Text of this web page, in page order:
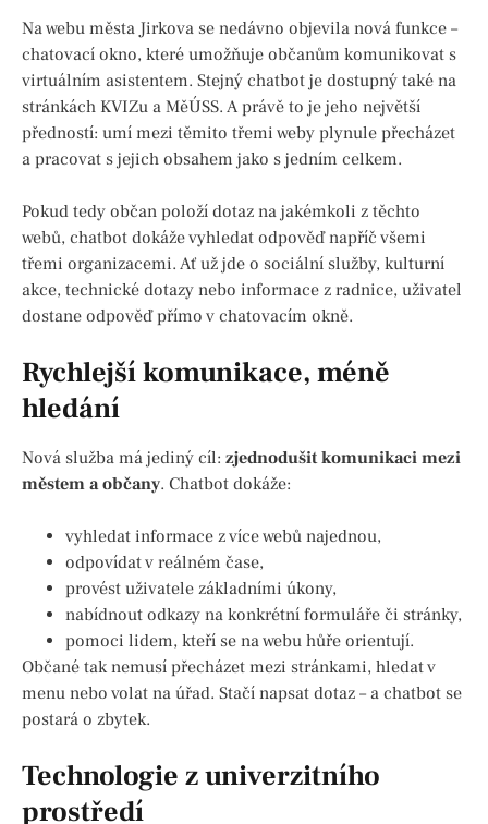
Na webu města Jirkova se nedávno objevila nová funkce –
chatovací okno, které umožňuje občanům komunikovat s
virtuálním asistentem. Stejný chatbot je dostupný také na
stránkách KVIZu a MěÚSS. A právě to je jeho největší
předností: umí mezi těmito třemi weby plynule přecházet
a pracovat s jejich obsahem jako s jedním celkem.
Pokud tedy občan položí dotaz na jakémkoli z těchto
webů, chatbot dokáže vyhledat odpověď napříč všemi
třemi organizacemi. Ať už jde o sociální služby, kulturní
akce, technické dotazy nebo informace z radnice, uživatel
dostane odpověď přímo v chatovacím okně.
Rychlejší komunikace, méně
hledání
Nová služba má jediný cíl: zjednodušit komunikaci mezi
městem a občany. Chatbot dokáže:
vyhledat informace z více webů najednou,
odpovídat v reálném čase,
provést uživatele základními úkony,
nabídnout odkazy na konkrétní formuláře či stránky,
pomoci lidem, kteří se na webu hůře orientují.
Občané tak nemusí přecházet mezi stránkami, hledat v
menu nebo volat na úřad. Stačí napsat dotaz – a chatbot se
postará o zbytek.
Technologie z univerzitního
prostředí